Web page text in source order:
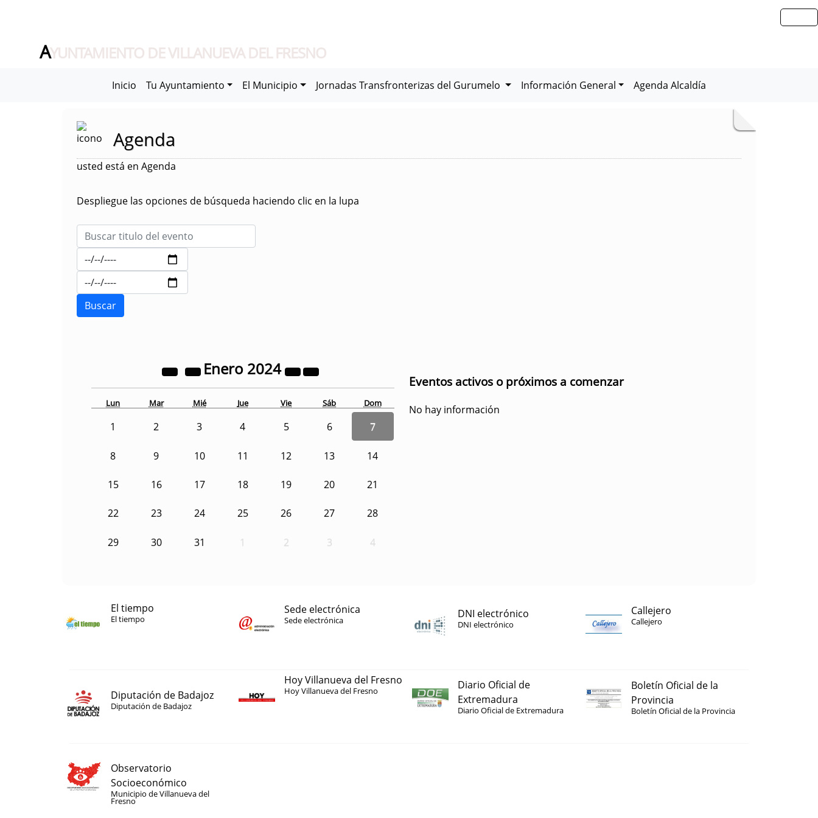
AYUNTAMIENTO DE VILLANUEVA DEL FRESNO
Inicio Tu Ayuntamiento El Municipio Jornadas Transfronterizas del Gurumelo Información General Agenda Alcaldía
Agenda
usted está en Agenda
Despliegue las opciones de búsqueda haciendo clic en la lupa
Enero 2024
Lun Mar Mié Jue Vie Sáb Dom
1 2 3 4 5 6 7
8 9 10 11 12 13 14
15 16 17 18 19 20 21
22 23 24 25 26 27 28
29 30 31 1 2 3 4
Eventos activos o próximos a comenzar
No hay información
El tiempo
El tiempo
Sede electrónica
Sede electrónica DNI electrónico
DNI electrónico
Callejero
Callejero
Diputación de Badajoz
Diputación de Badajoz
Hoy Villanueva del Fresno
Hoy Villanueva del Fresno
Diario Oficial de
Extremadura
Diario Oficial de Extremadura
Boletín Oficial de la
Provincia
Boletín Oficial de la Provincia
Observatorio
Socioeconómico
Municipio de Villanueva del
Fresno